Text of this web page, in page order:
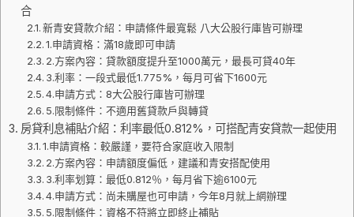
合
新青安貸款介紹：申請條件最寬鬆 八大公股行庫皆可辦理
1.申請資格：滿18歲即可申請
2.方案內容：貸款額度提升至1000萬元，最長可貸40年
3.利率：一段式最低1.775%，每月可省下1600元
4.申請方式：8大公股行庫皆可辦理
5.限制條件：不適用舊貸款戶與轉貸
房貸利息補貼介紹：利率最低0.812%，可搭配青安貸款一起使用
1.申請資格：較嚴謹，要符合家庭收入限制
2.方案內容：申請額度偏低，建議和青安搭配使用
3.利率划算：最低0.812％，每月省下逾6100元
4.申請方式：尚未購屋也可申請，今年8月就上網辦理
5.限制條件：資格不符將立即終止補貼